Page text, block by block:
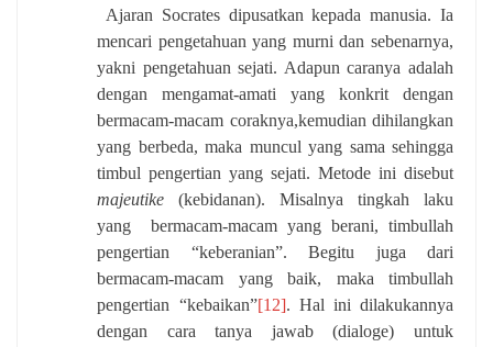
Ajaran Socrates dipusatkan kepada manusia. Ia
mencari pengetahuan yang murni dan sebenarnya,
yakni pengetahuan sejati. Adapun caranya adalah
dengan mengamat-amati yang konkrit dengan
bermacam-macam coraknya,kemudian dihilangkan
yang berbeda, maka muncul yang sama sehingga
timbul pengertian yang sejati. Metode ini disebut
majeutike (kebidanan). Misalnya tingkah laku
yang
bermacam-macam yang berani, timbullah
pengertian “keberanian”. Begitu juga dari
bermacam-macam yang baik, maka timbullah
pengertian “kebaikan”[12]. Hal ini dilakukannya
dengan cara tanya jawab (dialoge) untuk